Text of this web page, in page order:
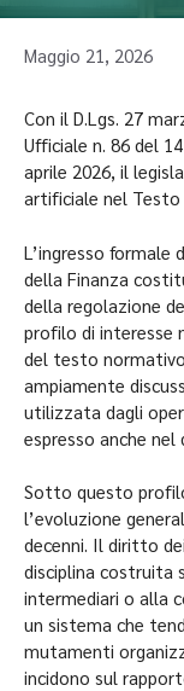
Maggio 21, 2026
Con il D.Lgs. 27
Ufficiale n. 86 del
aprile 2026, il
artificiale nel Testo
L’ingresso formale
della Finanza
della regolazione
profilo di interesse
del testo
ampiamente
utilizzata dagli
espresso anche
Sotto questo
l’evoluzione
decenni. Il diritto
disciplina
intermediari o alla
un sistema che
mutamenti
incidono sul